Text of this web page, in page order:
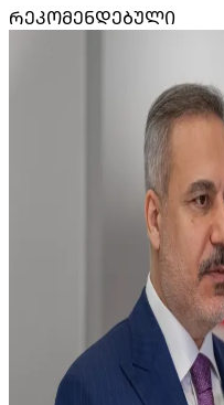
ᲠᲔᲙᲝᲛᲔᲜᲓᲔᲑᲣᲚᲘ